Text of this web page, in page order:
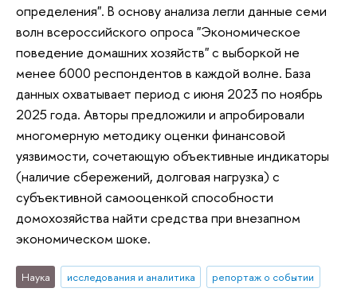
определения". В основу анализа легли данные семи
волн всероссийского опроса "Экономическое
поведение домашних хозяйств" с выборкой не
менее 6000 респондентов в каждой волне. База
данных охватывает период с июня 2023 по ноябрь
2025 года. Авторы предложили и апробировали
многомерную методику оценки финансовой
уязвимости, сочетающую объективные индикаторы
(наличие сбережений, долговая нагрузка) с
субъективной самооценкой способности
домохозяйства найти средства при внезапном
экономическом шоке.
Наука исследования и аналитика репортаж о событии